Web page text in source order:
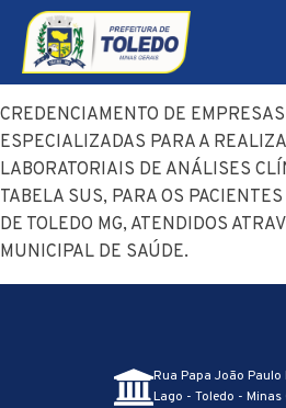
CREDENCIAMENTO DE
ESPECIALIZADAS PARA A
LABORATORIAIS DE ANÁLISES
TABELA SUS, PARA OS
DE TOLEDO MG, ATENDIDOS
MUNICIPAL DE SAÚDE.
Rua Papa João Paulo
Lago - Toledo - Minas